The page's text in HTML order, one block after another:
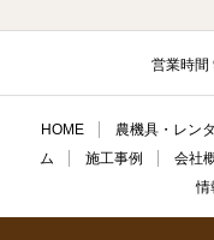
営業時間
HOME 農機具・レン
ム
施工事例 会社
情